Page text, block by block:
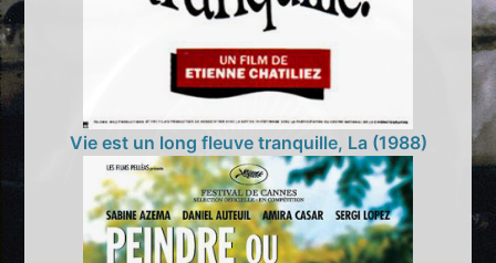
Vie est un long fleuve tranquille, La (1988)